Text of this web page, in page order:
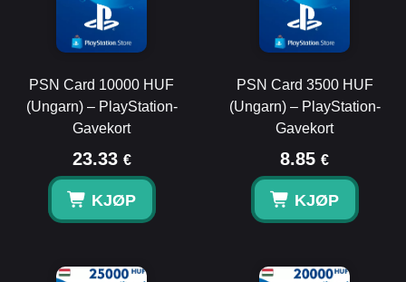
PSN Card 10000 HUF
(Ungarn) – PlayStation-
Gavekort
23.33 €
KJØP
PSN Card 3500 HUF
(Ungarn) – PlayStation-
Gavekort
8.85 €
KJØP